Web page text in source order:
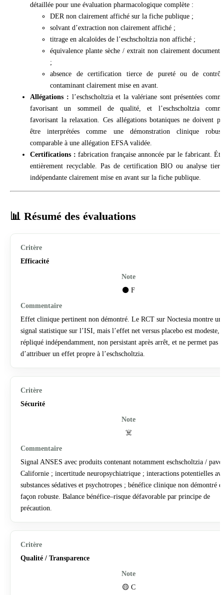
détaillée pour une évaluation pharmacologique complète :
DER non clairement affiché sur la fiche publique ;
solvant d’extraction non clairement affiché ;
titrage en alcaloïdes de l’eschscholtzia non affiché ;
équivalence plante sèche / extrait non clairement
;
absence de certification tierce de pureté ou de
contaminant clairement mise en avant.
Allégations : l’eschscholtzia et la valériane sont présentées
favorisant un sommeil de qualité, et l’eschscholtzia
favorisant la relaxation. Ces allégations botaniques ne doivent
être interprétées comme une démonstration clinique
comparable à une allégation EFSA validée.
Certifications : fabrication française annoncée par le fabricant.
entièrement recyclable. Pas de certification BIO ou analyse
indépendante clairement mise en avant sur la fiche publique.
📊 Résumé des évaluations
Efficacité
⚫ F
Effet clinique pertinent non démontré. Le RCT sur Noctesia montre un
signal statistique sur l’ISI, mais l’effet net versus placebo est modeste,
répliqué indépendamment, non persistant après arrêt, et ne permet pas
d’attribuer un effet propre à l’eschscholtzia.
Sécurité
☠️
Signal ANSES avec produits contenant notamment eschscholtzia /
Californie ; incertitude neuropsychiatrique ; interactions potentielles
substances sédatives et psychotropes ; bénéfice clinique non démontré
façon robuste. Balance bénéfice–risque défavorable par principe de
précaution.
Qualité / Transparence
🟡 C